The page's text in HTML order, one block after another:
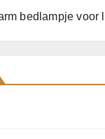
bedlampje voor